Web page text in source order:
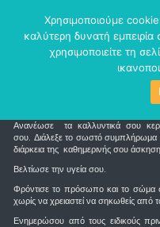
Τι είναι το e-
Ανανέωσε τα καλλυντικά σου
σου. Διάλεξε το σωστό συμπλήρωμα
διάρκεια της καθημερινής σου
Βελτίωσε την υγεία σου.
Φρόντισε το πρόσωπο και το σώμα
χωρίς να χρειαστεί να σηκωθείς από
Ενημερώσου από τους ειδικούς
Χρησιμοποιούμε
καλύτερη δυνατή
χρησιμοποιείτε τη